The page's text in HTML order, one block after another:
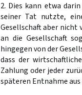
2. Dies kann etwa
seiner Tat nutzte,
Gesellschaft aber nicht
an die Gesellschaft
hingegen von der
dass der
Zahlung oder jeder
späteren Entnahme